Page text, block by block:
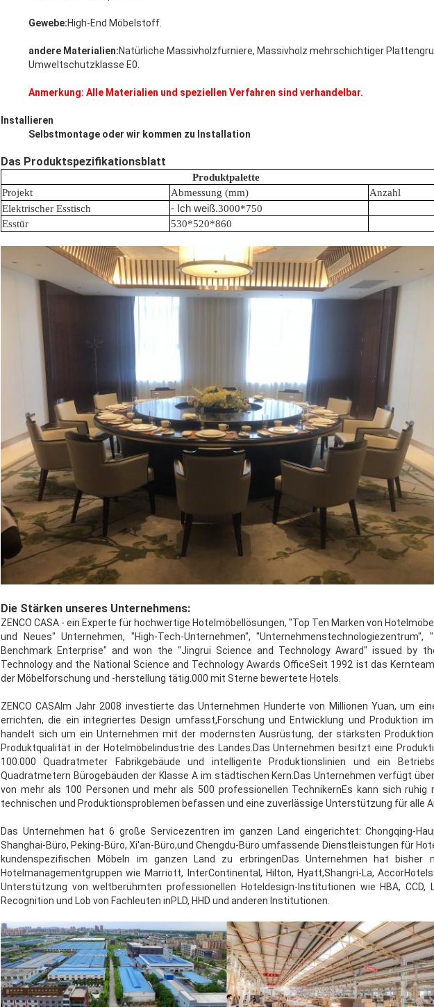
Gewebe:High-End Möbelstoff.
andere Materialien:Natürliche Massivholzfurniere, Massivholz mehrschichtiger
Umweltschutzklasse E0.
Anmerkung: Alle Materialien und speziellen Verfahren sind verhandelbar.
Installieren
Selbstmontage oder wir kommen zu Installation
Das Produktspezifikationsblatt
Produktpalette
Projekt
Abmessung (mm)
Anzahl
Elektrischer Esstisch
- Ich weiß.3000*750
Esstür
530*520*860
Die Stärken unseres Unternehmens:
ZENCO CASA - ein Experte für hochwertige Hotelmöbellösungen, "Top Ten Marken von
und Neues" Unternehmen, "High-Tech-Unternehmen",
Benchmark Enterprise" and won the "Jingrui Science and Technology Award" issued by
Technology and the National Science and Technology Awards OfficeSeit 1992 ist das
der Möbelforschung und -herstellung tätig.000 mit Sterne bewertete Hotels.
ZENCO CASAIm Jahr 2008 investierte das Unternehmen Hunderte von Millionen Yuan, um
errichten, die ein integriertes Design umfasst,Forschung und Entwicklung und Produktion
handelt sich um ein Unternehmen mit der modernsten Ausrüstung, der stärksten
Produktqualität in der Hotelmöbelindustrie des Landes.Das Unternehmen besitzt eine
100.000 Quadratmeter Fabrikgebäude und intelligente Produktionslinien und ein
Quadratmetern Bürogebäuden der Klasse A im städtischen Kern.Das Unternehmen verfügt
von mehr als 100 Personen und mehr als 500 professionellen TechnikernEs kann sich ruhig
technischen und Produktionsproblemen befassen und eine zuverlässige Unterstützung für alle
Das Unternehmen hat 6 große Servicezentren im ganzen Land eingerichtet: Chongqing-
Shanghai-Büro, Peking-Büro, Xi'an-Büro,und Chengdu-Büro umfassende Dienstleistungen für
kundenspezifischen Möbeln im ganzen Land zu erbringenDas Unternehmen hat bisher
Hotelmanagementgruppen wie Marriott, InterContinental, Hilton, Hyatt,Shangri-La,
Unterstützung von weltberühmten professionellen Hoteldesign-Institutionen wie HBA, CCD,
Recognition und Lob von Fachleuten inPLD, HHD und anderen Institutionen.